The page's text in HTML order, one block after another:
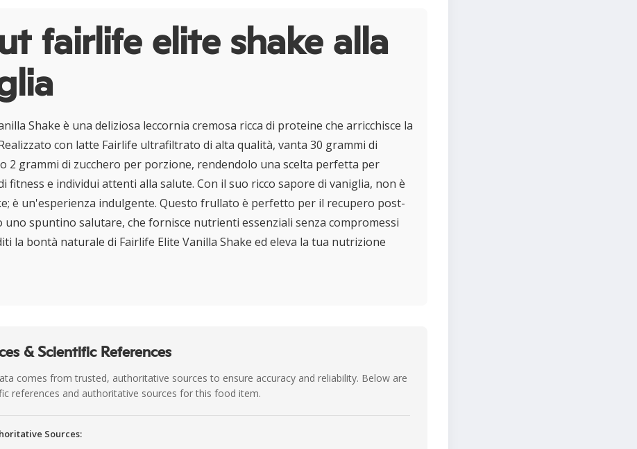
fairlife elite shake alla
Shake è una deliziosa leccornia cremosa ricca di proteine che arricchisce la
con latte Fairlife ultrafiltrato di alta qualità, vanta 30 grammi di
2 grammi di zucchero per porzione, rendendolo una scelta perfetta per
fitness e individui attenti alla salute. Con il suo ricco sapore di vaniglia, non è
è un'esperienza indulgente. Questo frullato è perfetto per il recupero post-
uno spuntino salutare, che fornisce nutrienti essenziali senza compromessi
la bontà naturale di Fairlife Elite Vanilla Shake ed eleva la tua nutrizione
& Scientific References
comes from trusted, authoritative sources to ensure accuracy and reliability. Below are
references and authoritative sources for this food item.
Sources: